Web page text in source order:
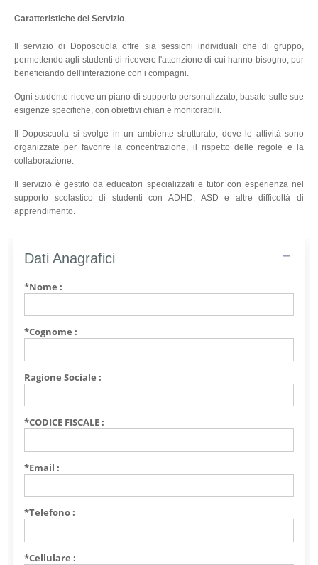
Caratteristiche del Servizio
Il servizio di Doposcuola offre sia sessioni individuali che di gruppo,
permettendo agli studenti di ricevere l'attenzione di cui hanno bisogno, pur
beneficiando dell'interazione con i compagni.
Ogni studente riceve un piano di supporto personalizzato, basato sulle sue
esigenze specifiche, con obiettivi chiari e monitorabili.
Il Doposcuola si svolge in un ambiente strutturato, dove le attività sono
organizzate per favorire la concentrazione, il rispetto delle regole e la
collaborazione.
Il servizio è gestito da educatori specializzati e tutor con esperienza nel
supporto scolastico di studenti con ADHD, ASD e altre difficoltà di
apprendimento.
Dati Anagrafici
*Nome :
*Cognome :
Ragione Sociale :
*CODICE FISCALE :
*Email :
*Telefono :
*Cellulare :